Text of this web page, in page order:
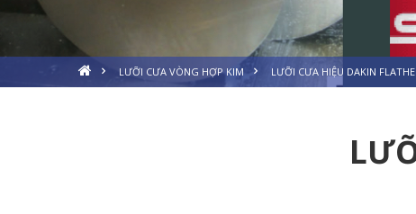
LƯỠI CƯA VÒNG HỢP KIM LƯỠI CƯA HIỆU DAKIN